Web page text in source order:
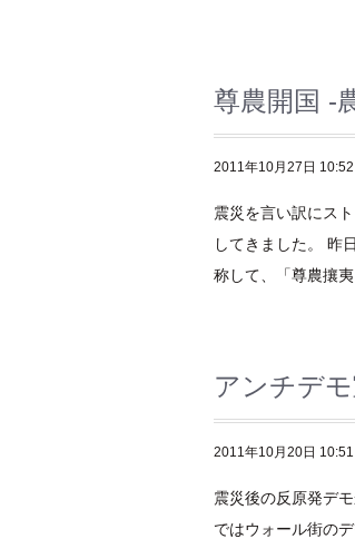
尊農開国 -
2011年10月27日 10:52
震災を言い訳にス
してきました。 昨
称して、「尊農攘
アンチデ
2011年10月20日 10:51
震災後の反原発デ
ではウォール街の